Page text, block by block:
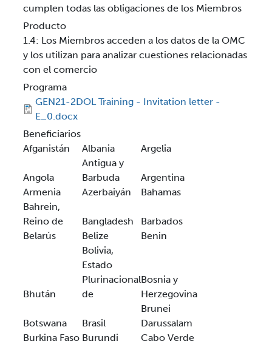
cumplen todas las obligaciones de los Miembros
Producto
1.4: Los Miembros acceden a los datos de la OMC
y los utilizan para analizar cuestiones relacionadas
con el comercio
Programa
GEN21-2DOL Training - Invitation letter -
E_0.docx
Beneficiarios
Afganistán
Albania Argelia
Angola
Antigua y
Barbuda
Argentina
Armenia
Azerbaiyán
Bahamas
Bahrein,
Reino de
Bangladesh
Barbados
Belarús
Belize Benin
Bhután
Bolivia,
Estado
Plurinacional
de
Bosnia y
Herzegovina
Botswana Brasil
Brunei
Darussalam
Burkina Faso Burundi Cabo Verde